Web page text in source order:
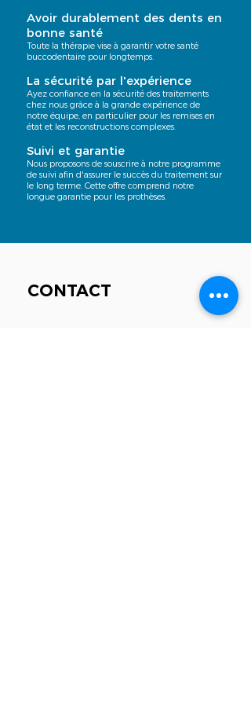
Avoir durablement des dents en
bonne santé
Toute la thérapie vise à garantir votre santé
buccodentaire pour longtemps.
La sécurité par l'expérience
Ayez confiance en la sécurité des traitements
chez nous grâce à la grande expérience de
notre équipe, en particulier pour les remises en
état et les reconstructions complexes.
Suivi et garantie
Nous proposons de souscrire à notre programme
de suivi afin d'assurer le succès du traitement sur
le long terme. Cette offre comprend notre
longue garantie pour les prothèses.
CONTACT